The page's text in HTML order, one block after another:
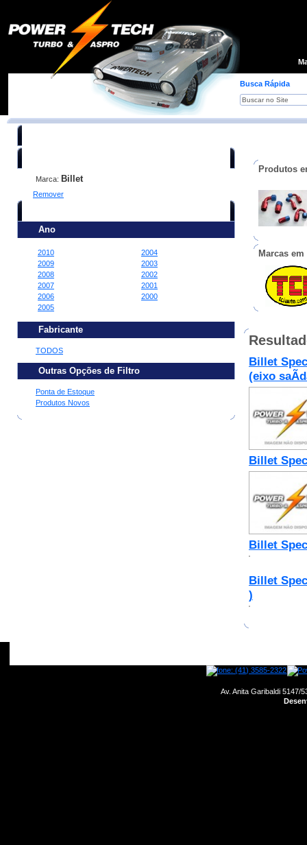
Busca Rápida
Marca: Billet
Remover
Ano
2010
2009
2008
2007
2006
2005
2004
2003
2002
2001
2000
Fabricante
TODOS
Outras Opções de Filtro
Ponta de Estoque
Produtos Novos
Produtos
Marcas
Billet
(eixo
Billet
Billet
Billet
)
Av. Anita Garibaldi 5147/